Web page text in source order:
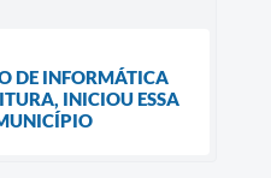
DE INFORMÁTICA
INICIOU ESSA